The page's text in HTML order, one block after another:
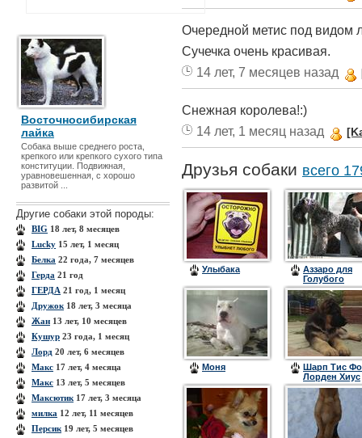
Восточносибирская
лайка
Собака выше среднего роста,
крепкого или крепкого сухого типа
конституции. Подвижная,
уравновешенная, с хорошо
развитой ...
Другие собаки этой породы:
BIG 18 лет, 8 месяцев
Lucky 15 лет, 1 месяц
Белка 22 года, 7 месяцев
Герда 21 год
ГЕРДА 21 год, 1 месяц
Дружок 18 лет, 3 месяца
Жан 13 лет, 10 месяцев
Кушур 23 года, 1 месяц
Лорд 20 лет, 6 месяцев
Макс 17 лет, 4 месяца
Макс 13 лет, 5 месяцев
Максютик 17 лет, 3 месяца
милка 12 лет, 11 месяцев
Персик 19 лет, 5 месяцев
Очередной метис под видом
Сучечка очень красивая.
14 лет, 7 месяцев назад
Снежная королева!:)
14 лет, 1 месяц назад
Друзья собаки всего
Улыбака
Аззаро для
Голубого
Созвездия
Моня
Шарп Тис
Лорден Хиус